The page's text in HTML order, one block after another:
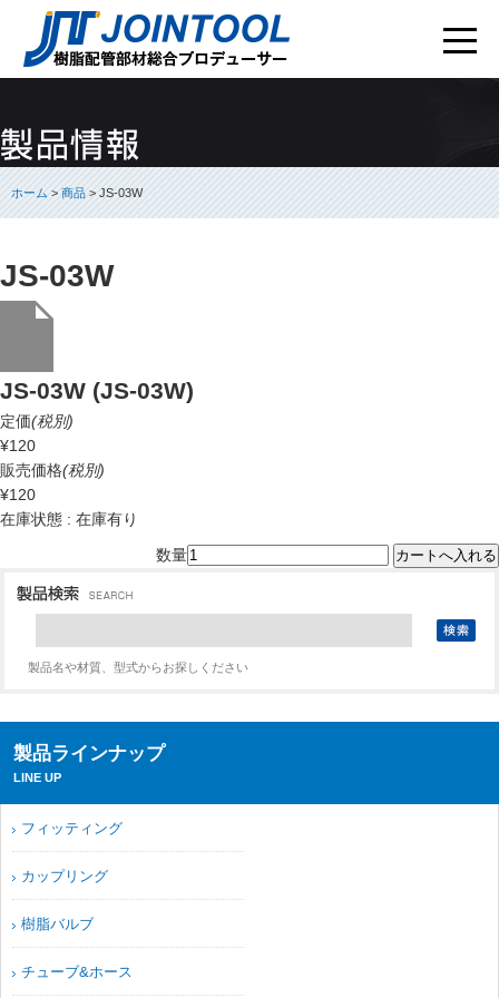
ホーム>商品> JS-03W
JS-03W
JS-03W (JS-03W)
定価(税別)
¥120
販売価格(税別)
¥120
在庫状態 : 在庫有り
数量
製品名や材質、型式からお探しください
製品ラインナップ
LINE UP
フィッティング
カップリング
樹脂バルブ
チューブ&ホース